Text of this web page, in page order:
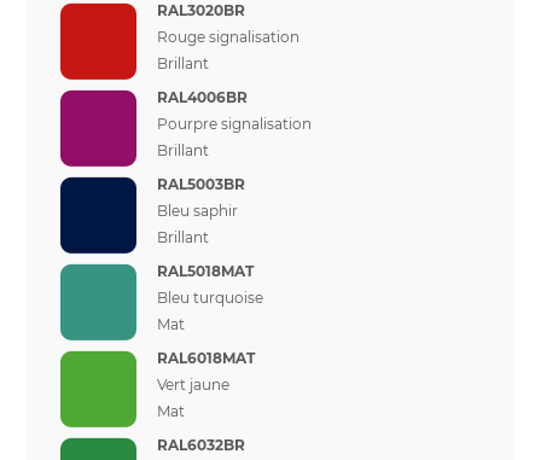
RAL3020BR
Rouge signalisation
Brillant
RAL4006BR
Pourpre signalisation
Brillant
RAL5003BR
Bleu saphir
Brillant
RAL5018MAT
Bleu turquoise
Mat
RAL6018MAT
Vert jaune
Mat
RAL6032BR